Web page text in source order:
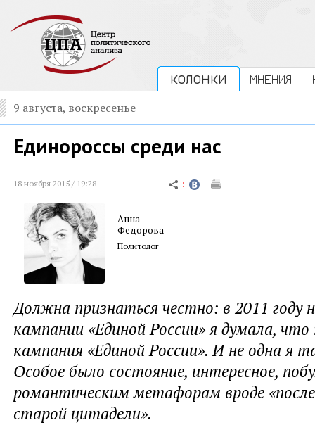
КОЛОНКИ МНЕНИЯ
9 августа, воскресенье
Единороссы среди нас
18 ноября 2015 / 19:28
Анна
Федорова
Политолог
Должна признаться честно: в 2011 году
кампании «Единой России» я думала, что
кампания «Единой России». И не одна я
Особое было состояние, интересное,
романтическим метафорам вроде
старой цитадели».